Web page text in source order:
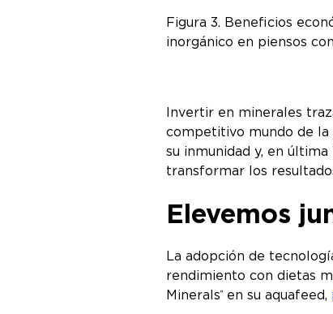
Figura 3. Beneficios
inorgánico en piensos
Invertir en minerales
competitivo mundo de la
su inmunidad y, en
transformar los
Elevemos
La adopción de
rendimiento con dietas
Minerals® en su aquafeed,